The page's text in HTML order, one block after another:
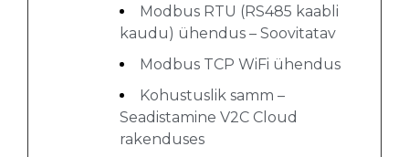
Modbus RTU (RS485 kaabli
kaudu) ühendus – Soovitatav
Modbus TCP WiFi ühendus
Kohustuslik samm –
Seadistamine V2C Cloud
rakenduses